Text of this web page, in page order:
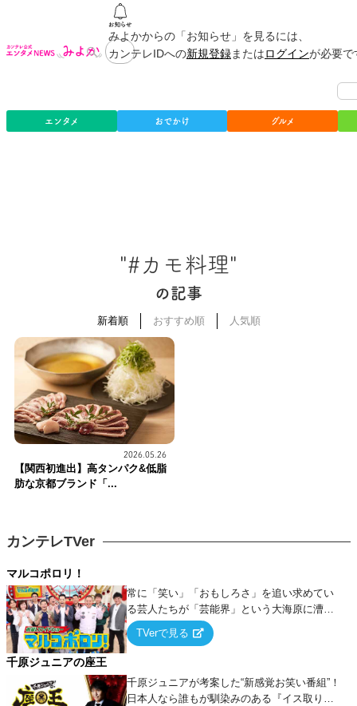
みよかからの「お知らせ」を見るには、
カンテレIDへの新規登録またはログインが必要
エンタメ おでかけ グルメ
"#カモ料理"
の記事
新着順 おすすめ順 人気順
2026.05.26
【関西初進出】高タンパク&低脂
肪な京都ブランド「...
カンテレTVer
マルコポロリ！
常に「笑い」「おもしろさ」を追い求めてい
る芸人たちが「芸能界」という大海原に漕ぎ
出でて、新たなオモシロ人間を発掘する！
TVerで見る
千原ジュニアの座王
千原ジュニアが考案した“新感覚お笑い番組”！
日本人なら誰もが馴染みのある『イス取りゲ